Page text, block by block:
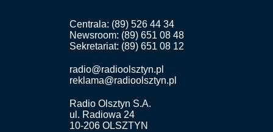
Centrala: (89) 526 44 34
Newsroom: (89) 651 08 48
Sekretariat: (89) 651 08 12
radio@radioolsztyn.pl
reklama@radioolsztyn.pl
Radio Olsztyn S.A.
ul. Radiowa 24
10-206 OLSZTYN